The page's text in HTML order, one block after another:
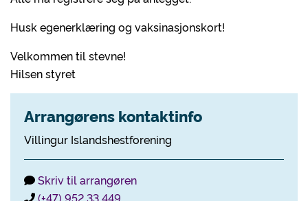
Husk egenerklæring og vaksinasjonskort!
Velkommen til stevne!
Hilsen styret
Arrangørens kontaktinfo
Villingur Islandshestforening
Skriv til arrangøren
(+47) 952 33 449